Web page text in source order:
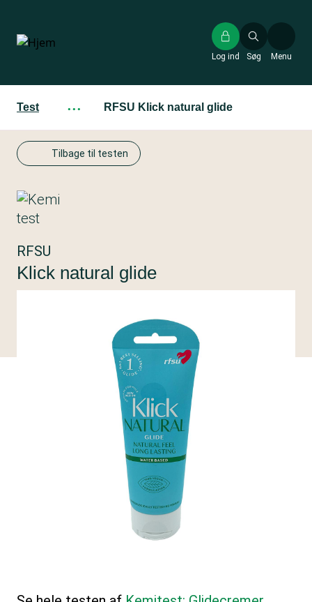
hovedindhold
Søg
Log ind Menu
Test ··· RFSU Klick natural glide
Tilbage til testen
RFSU
Klick natural glide